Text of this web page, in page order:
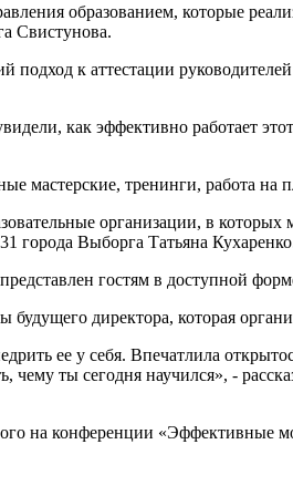
образованием, которые
Свистунова.
к аттестации
как эффективно работает
мастерские, тренинги, работа на
организации, в
города Выборга Татьяна
гостям в доступной
директора, которая
ее у себя. Впечатлила
чему ты сегодня научился», -
на конференции «Эффективные